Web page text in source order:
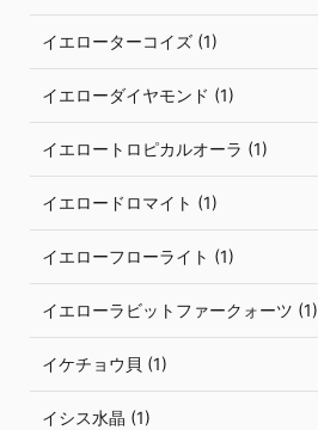
イエローターコイズ (1)
イエローダイヤモンド (1)
イエロートロピカルオーラ (1)
イエロードロマイト (1)
イエローフローライト (1)
イエローラビットファークォーツ (1)
イケチョウ貝 (1)
イシス水晶 (1)